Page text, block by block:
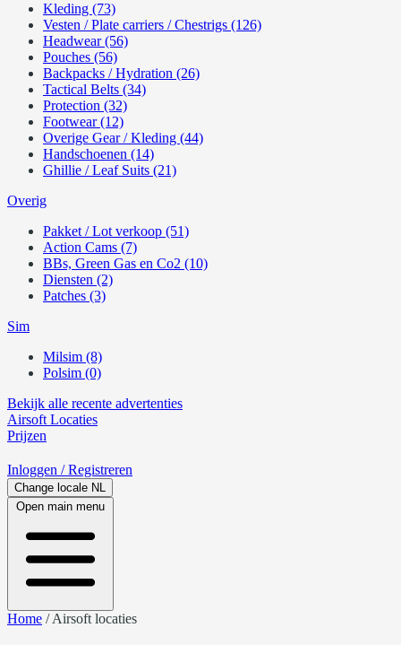
Kleding (73)
Vesten / Plate carriers / Chestrigs (126)
Headwear (56)
Pouches (56)
Backpacks / Hydration (26)
Tactical Belts (34)
Protection (32)
Footwear (12)
Overige Gear / Kleding (44)
Handschoenen (14)
Ghillie / Leaf Suits (21)
Overig
Pakket / Lot verkoop (51)
Action Cams (7)
BBs, Green Gas en Co2 (10)
Diensten (2)
Patches (3)
Sim
Milsim (8)
Polsim (0)
Bekijk alle recente advertenties
Airsoft Locaties
Prijzen
Inloggen / Registreren
Change locale NL
Open main menu
Home /Airsoft locaties